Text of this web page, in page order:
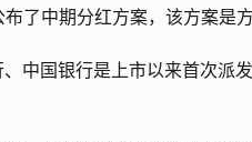
了中期分红方案，该方案是
中国银行是上市以来首次派